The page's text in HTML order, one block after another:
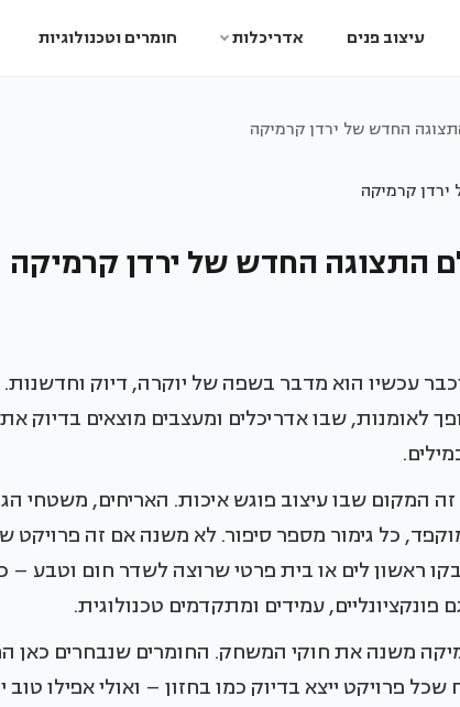
עיצוב פנים אדריכלות חומרים וטכנולוגיות
החדש של ירדן קרמיקה
התצוגה החדש של ירדן קרמיקה
עכשיו הוא מדבר בשפה של יוקרה, דיוק וחדשנות.
לאומנות, שבו אדריכלים ומעצבים מוצאים בדיוק
המקום שבו עיצוב פוגש איכות. האריחים, משטחי
כל גימור מספר סיפור. לא משנה אם זה פרויקט
ראשון לים או בית פרטי שרוצה לשדר חום וטבע –
עמידים ומתקדמים טכנולוגית.
משנה את חוקי המשחק. החומרים שנבחרים כאן
פרויקט ייצא בדיוק כמו בחזון – ואולי אפילו טוב